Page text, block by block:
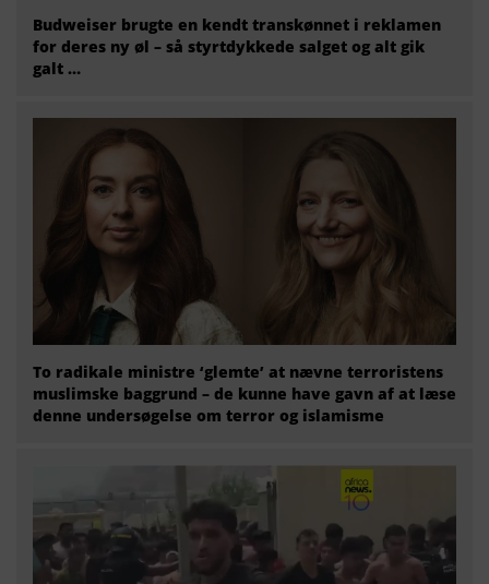
Budweiser brugte en kendt transkønnet i reklamen
for deres ny øl – så styrtdykkede salget og alt gik
galt …
To radikale ministre ‘glemte’ at nævne terroristens
muslimske baggrund – de kunne have gavn af at læse
denne undersøgelse om terror og islamisme